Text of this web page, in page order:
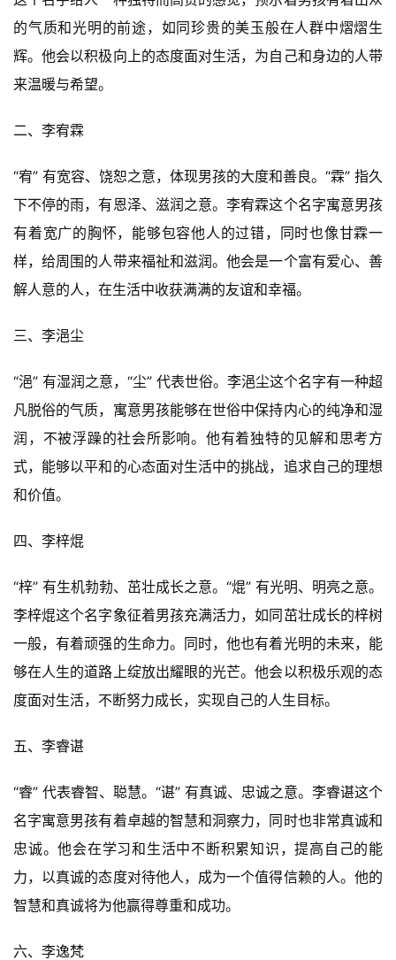
的气质和光明的前途，如同珍贵的美玉般在人群中熠熠生
辉。他会以积极向上的态度面对生活，为自己和身边的人带
来温暖与希望。
二、李宥霖
“宥” 有宽容、饶恕之意，体现男孩的大度和善良。“霖” 指久
下不停的雨，有恩泽、滋润之意。李宥霖这个名字寓意男孩
有着宽广的胸怀，能够包容他人的过错，同时也像甘霖一
样，给周围的人带来福祉和滋润。他会是一个富有爱心、善
解人意的人，在生活中收获满满的友谊和幸福。
三、李浥尘
“浥” 有湿润之意，“尘” 代表世俗。李浥尘这个名字有一种超
凡脱俗的气质，寓意男孩能够在世俗中保持内心的纯净和湿
润，不被浮躁的社会所影响。他有着独特的见解和思考方
式，能够以平和的心态面对生活中的挑战，追求自己的理想
和价值。
四、李梓焜
“梓” 有生机勃勃、茁壮成长之意。“焜” 有光明、明亮之意。
李梓焜这个名字象征着男孩充满活力，如同茁壮成长的梓树
一般，有着顽强的生命力。同时，他也有着光明的未来，能
够在人生的道路上绽放出耀眼的光芒。他会以积极乐观的态
度面对生活，不断努力成长，实现自己的人生目标。
五、李睿谌
“睿” 代表睿智、聪慧。“谌” 有真诚、忠诚之意。李睿谌这个
名字寓意男孩有着卓越的智慧和洞察力，同时也非常真诚和
忠诚。他会在学习和生活中不断积累知识，提高自己的能
力，以真诚的态度对待他人，成为一个值得信赖的人。他的
智慧和真诚将为他赢得尊重和成功。
六、李逸梵